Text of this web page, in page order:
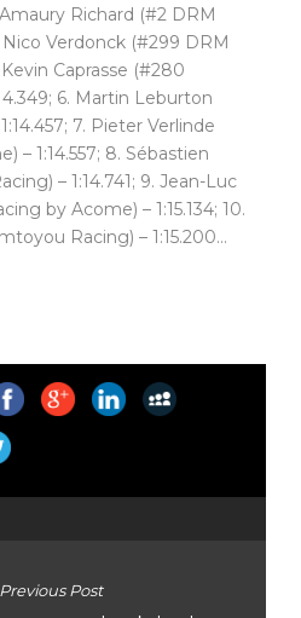
Amaury Richard (#2 DRM
Nico Verdonck (#299 DRM
Caprasse (#280
6. Martin Leburton
7. Pieter Verlinde
– 1:14.557; 8. Sébastien
– 1:14.741; 9. Jean-Luc
by Acome) – 1:15.134; 10.
Racing) – 1:15.200…
Previous Post